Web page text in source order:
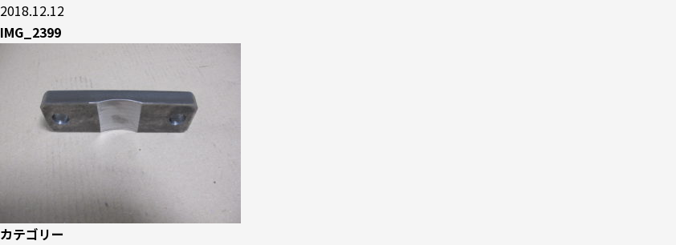
2018.12.12
IMG_2399
カテゴリー